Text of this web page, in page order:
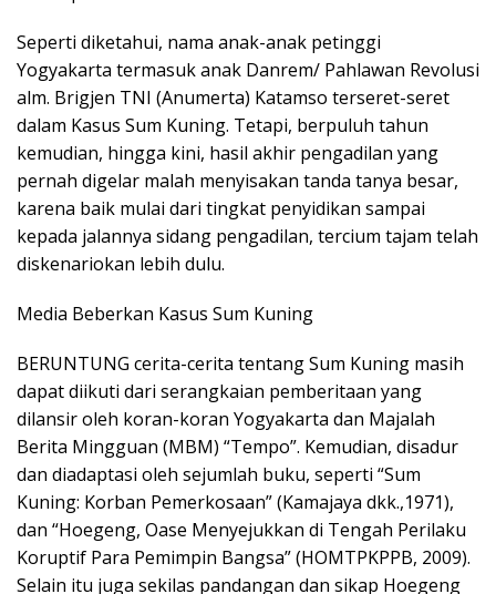
Seperti diketahui, nama anak-anak petinggi
Yogyakarta termasuk anak Danrem/ Pahlawan Revolusi
alm. Brigjen TNI (Anumerta) Katamso terseret-seret
dalam Kasus Sum Kuning. Tetapi, berpuluh tahun
kemudian, hingga kini, hasil akhir pengadilan yang
pernah digelar malah menyisakan tanda tanya besar,
karena baik mulai dari tingkat penyidikan sampai
kepada jalannya sidang pengadilan, tercium tajam telah
diskenariokan lebih dulu.
Media Beberkan Kasus Sum Kuning
BERUNTUNG cerita-cerita tentang Sum Kuning masih
dapat diikuti dari serangkaian pemberitaan yang
dilansir oleh koran-koran Yogyakarta dan Majalah
Berita Mingguan (MBM) “Tempo”. Kemudian, disadur
dan diadaptasi oleh sejumlah buku, seperti “Sum
Kuning: Korban Pemerkosaan” (Kamajaya dkk.,1971),
dan “Hoegeng, Oase Menyejukkan di Tengah Perilaku
Koruptif Para Pemimpin Bangsa” (HOMTPKPPB, 2009).
Selain itu juga sekilas pandangan dan sikap Hoegeng